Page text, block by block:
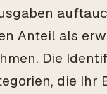
Anteil als
Die
die Ihr